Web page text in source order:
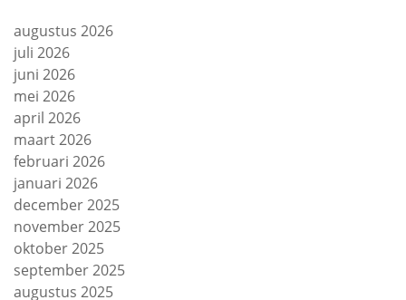
augustus 2026
juli 2026
juni 2026
mei 2026
april 2026
maart 2026
februari 2026
januari 2026
december 2025
november 2025
oktober 2025
september 2025
augustus 2025